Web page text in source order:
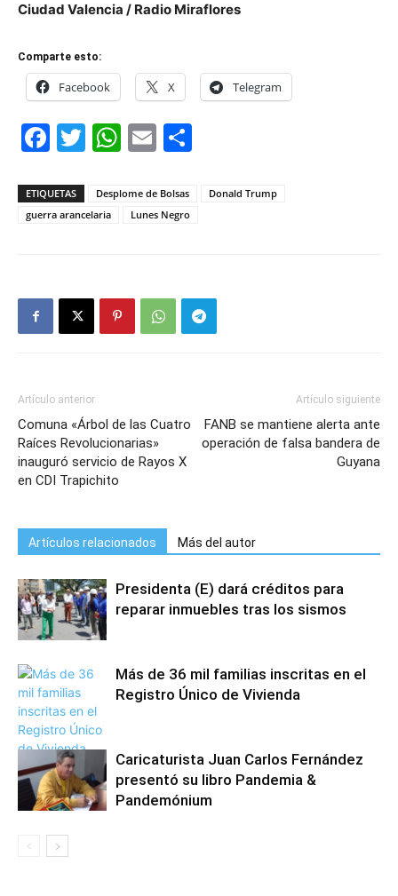
Ciudad Valencia / Radio Miraflores
Comparte esto:
Facebook X Telegram
Facebook
Twitter
WhatsApp
Email
ETIQUETAS Desplome de Bolsas
Donald Trump
guerra arancelaria
Lunes Negro
Artículo anterior
Comuna «Árbol de las Cuatro
Raíces Revolucionarias»
inauguró servicio de Rayos X
en CDI Trapichito
Artículo siguiente
FANB se mantiene alerta ante
operación de falsa bandera de
Guyana
Artículos relacionados Más del autor
Presidenta (E) dará créditos para
reparar inmuebles tras los sismos
Más de 36 mil familias inscritas en el
Registro Único de Vivienda
Caricaturista Juan Carlos Fernández
presentó su libro Pandemia &
Pandemónium